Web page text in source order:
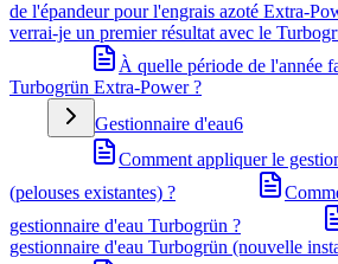
de l'épandeur pour l'engrais azoté Extra-
verrai-je un premier résultat avec le
À quelle période de l'année
Turbogrün Extra-Power ?
Gestionnaire d'eau6
Comment appliquer le
(pelouses existantes) ?
gestionnaire d'eau Turbogrün ?
gestionnaire d'eau Turbogrün (nouvelle